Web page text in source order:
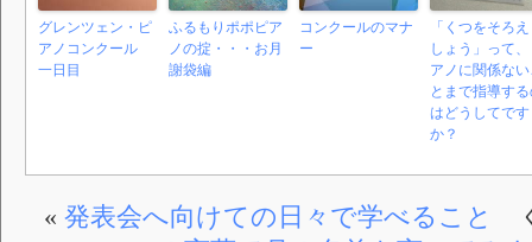
グレンツェン・ピ
アノコンクール
一日目
ふるもりポポピア
ノの掟・・・お月
謝袋編
コンクールのマナ
ー
「くつをそろ
しょう」って
アノに関係な
とまで指導す
はどうしてです
か？
« 発表会へ向けての日々で学べること